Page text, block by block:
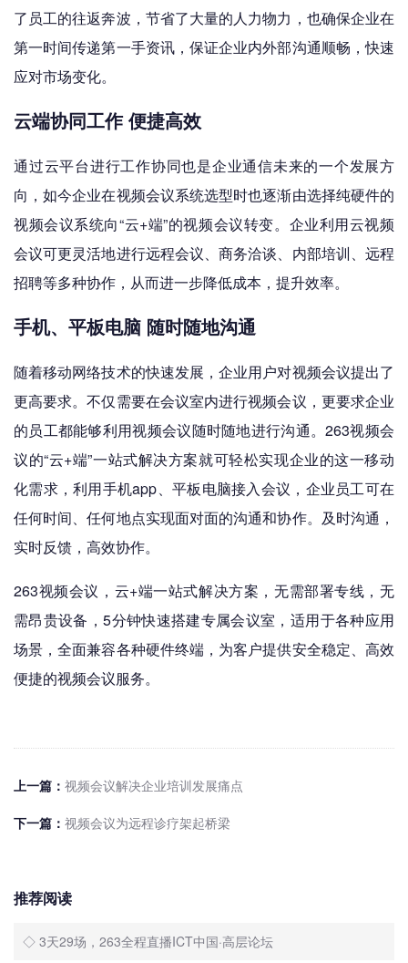
了员工的往返奔波，节省了大量的人力物力，也确保企业在
第一时间传递第一手资讯，保证企业内外部沟通顺畅，快速
应对市场变化。
云端协同工作 便捷高效
通过云平台进行工作协同也是企业通信未来的一个发展方
向，如今企业在视频会议系统选型时也逐渐由选择纯硬件的
视频会议系统向“云+端”的视频会议转变。企业利用云视频
会议可更灵活地进行远程会议、商务洽谈、内部培训、远程
招聘等多种协作，从而进一步降低成本，提升效率。
手机、平板电脑 随时随地沟通
随着移动网络技术的快速发展，企业用户对视频会议提出了
更高要求。不仅需要在会议室内进行视频会议，更要求企业
的员工都能够利用视频会议随时随地进行沟通。263视频会
议的“云+端”一站式解决方案就可轻松实现企业的这一移动
化需求，利用手机app、平板电脑接入会议，企业员工可在
任何时间、任何地点实现面对面的沟通和协作。及时沟通，
实时反馈，高效协作。
263视频会议，云+端一站式解决方案，无需部署专线，无
需昂贵设备，5分钟快速搭建专属会议室，适用于各种应用
场景，全面兼容各种硬件终端，为客户提供安全稳定、高效
便捷的视频会议服务。
上一篇： 视频会议解决企业培训发展痛点
下一篇： 视频会议为远程诊疗架起桥梁
推荐阅读
◇ 3天29场，263全程直播ICT中国·高层论坛